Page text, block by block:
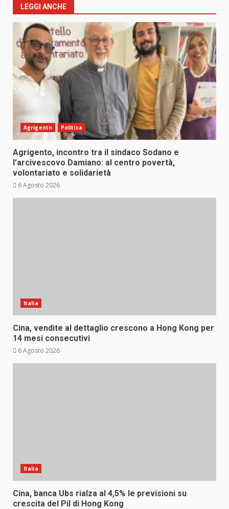
LEGGI ANCHE
Agrigento Politica
Agrigento, incontro tra il sindaco Sodano e
l’arcivescovo Damiano: al centro povertà,
volontariato e solidarietà
6 Agosto 2026
Italia
Cina, vendite al dettaglio crescono a Hong Kong per
14 mesi consecutivi
6 Agosto 2026
Italia
Cina, banca Ubs rialza al 4,5% le previsioni su
crescita del Pil di Hong Kong